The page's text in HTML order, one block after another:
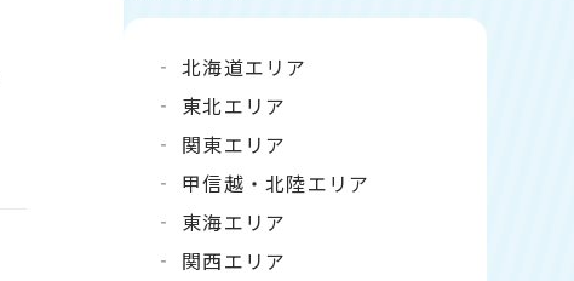
北海道エリア
東北エリア
関東エリア
甲信越・北陸エリア
東海エリア
関西エリア